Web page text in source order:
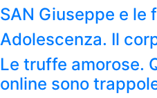
SAN Giuseppe e le
Adolescenza. Il
Le truffe amorose.
online sono